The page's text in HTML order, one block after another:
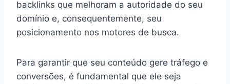
backlinks que melhoram a autoridade do seu
domínio e, consequentemente, seu
posicionamento nos motores de busca.
Para garantir que seu conteúdo gere tráfego e
conversões, é fundamental que ele seja